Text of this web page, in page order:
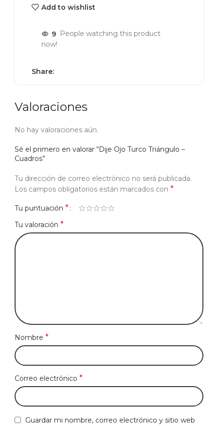
Add to wishlist
9 People watching this product
now!
Share:
Valoraciones
No hay valoraciones aún.
Sé el primero en valorar “Dije Ojo Turco Triángulo –
Cuadros”
Tu dirección de correo electrónico no será publicada.
Los campos obligatorios están marcados con *
Tu puntuación *
Tu valoración *
Nombre *
Correo electrónico *
Guardar mi nombre, correo electrónico y sitio web